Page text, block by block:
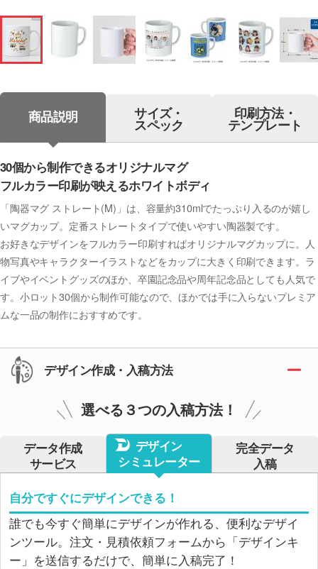
商品説明 サイズ・
スペック
印刷方法・
テンプレート
30個から制作できるオリジナルマグ
フルカラー印刷が映えるホワイトボディ
「陶器マグ ストレート(M)」は、容量約310mlでたっぷり入るのが嬉し
いマグカップ。定番ストレートタイプで使いやすい陶器製です。
お好きなデザインをフルカラー印刷すればオリジナルマグカップに。人
物写真やキャラクターイラストなどをカップに大きく印刷できます。ラ
イブやイベントグッズのほか、卒園記念品や周年記念品としても人気で
す。小ロット30個から制作可能なので、ほかでは手に入らないプレミア
ムな一品の制作におすすめです。
デザイン作成・入稿方法
選べる３つの入稿方法！
データ作成
サービス
デザイン
シミュレーター
完全データ
入稿
自分ですぐにデザインできる！
誰でも今すぐ簡単にデザインが作れる、便利なデザイ
ンツール。注文・見積依頼フォームから「デザインキ
ー」を送信するだけで、簡単に入稿完了！